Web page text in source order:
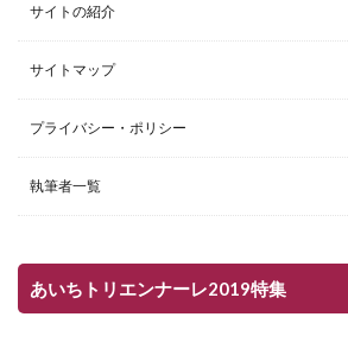
サイトの紹介
サイトマップ
プライバシー・ポリシー
執筆者一覧
あいちトリエンナーレ2019特集